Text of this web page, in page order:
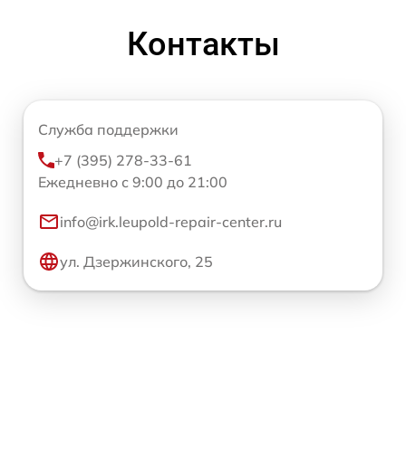
Контакты
Служба поддержки
+7 (395) 278-33-61
Ежедневно с 9:00 до 21:00
info@irk.leupold-repair-center.ru
ул. Дзержинского, 25